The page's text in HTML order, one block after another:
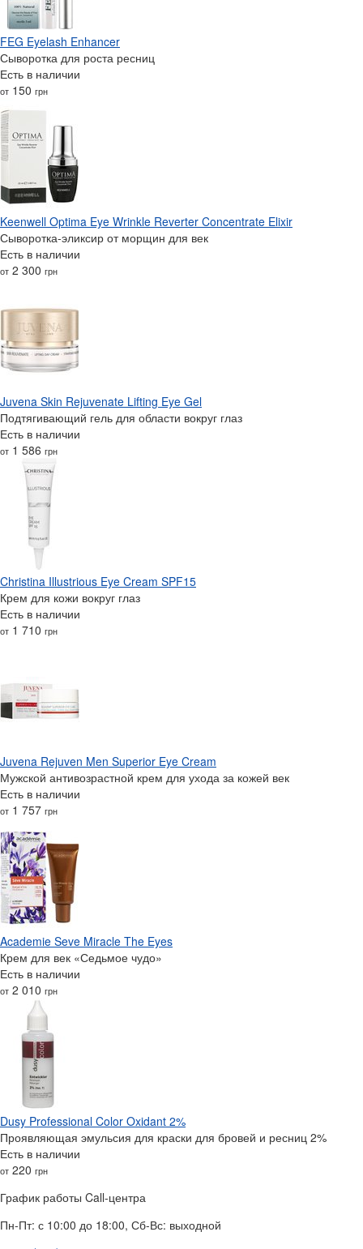
FEG Eyelash Enhancer
Сыворотка для роста ресниц
Есть в наличии
от 150 грн
Keenwell Optima Eye Wrinkle Reverter Concentrate Elixir
Сыворотка-эликсир от морщин для век
Есть в наличии
от 2 300 грн
Juvena Skin Rejuvenate Lifting Eye Gel
Подтягивающий гель для области вокруг глаз
Есть в наличии
от 1 586 грн
Christina Illustrious Eye Cream SPF15
Крем для кожи вокруг глаз
Есть в наличии
от 1 710 грн
Juvena Rejuven Men Superior Eye Cream
Мужской антивозрастной крем для ухода за кожей век
Есть в наличии
от 1 757 грн
Academie Seve Miracle The Eyes
Крем для век «Седьмое чудо»
Есть в наличии
от 2 010 грн
Dusy Professional Color Oxidant 2%
Проявляющая эмульсия для краски для бровей и ресниц 2%
Есть в наличии
от 220 грн
График работы Call-центра
Пн-Пт: с 10:00 до 18:00, Сб-Вс: выходной